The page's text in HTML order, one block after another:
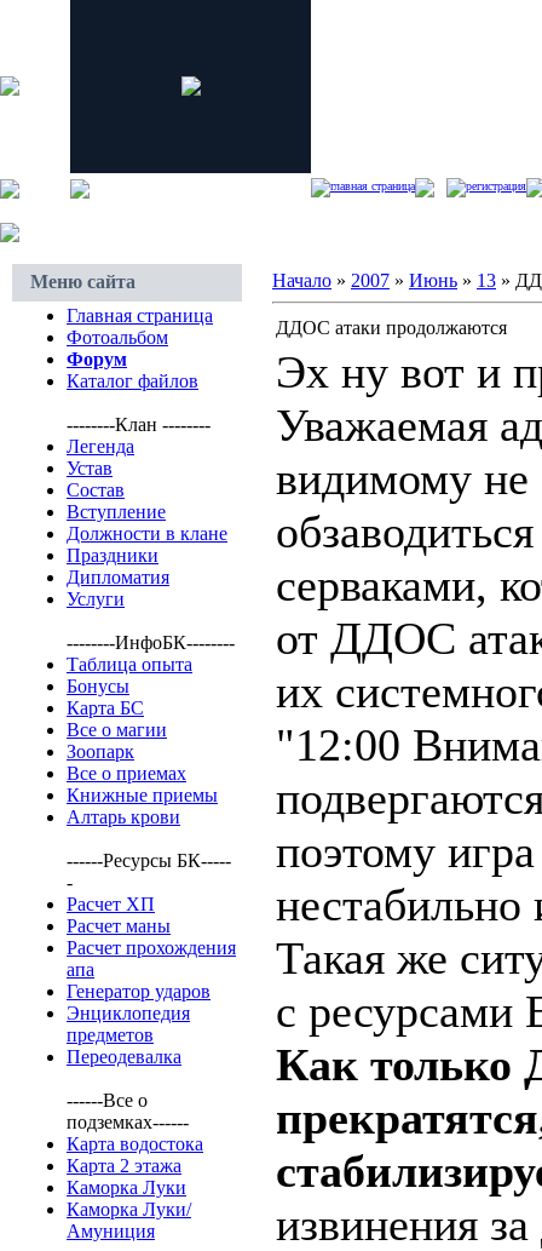
главная страница регистрация
Меню сайта
Главная страница
Фотоальбом
Форум
Каталог файлов
--------Клан --------
Легенда
Устав
Состав
Вступление
Должности в клане
Праздники
Дипломатия
Услуги
--------ИнфоБК--------
Таблица опыта
Бонусы
Карта БС
Все о магии
Зоопарк
Все о приемах
Книжные приемы
Алтарь крови
------Ресурсы БК-----
-
Расчет ХП
Расчет маны
Расчет прохождения
апа
Генератор ударов
Энциклопедия
предметов
Переодевалка
------Все о
подземках------
Карта водостока
Карта 2 этажа
Каморка Луки
Каморка Луки/
Амуниция
Начало » 2007 » Июнь » 13 »
ДДОС атаки продолжаются
Эх ну вот и
Уважаемая
видимому не
серваками,
от ДДОС
их
"12:00
поэтому
нестабильно
Такая же
с ресурсами
Как только
извинения